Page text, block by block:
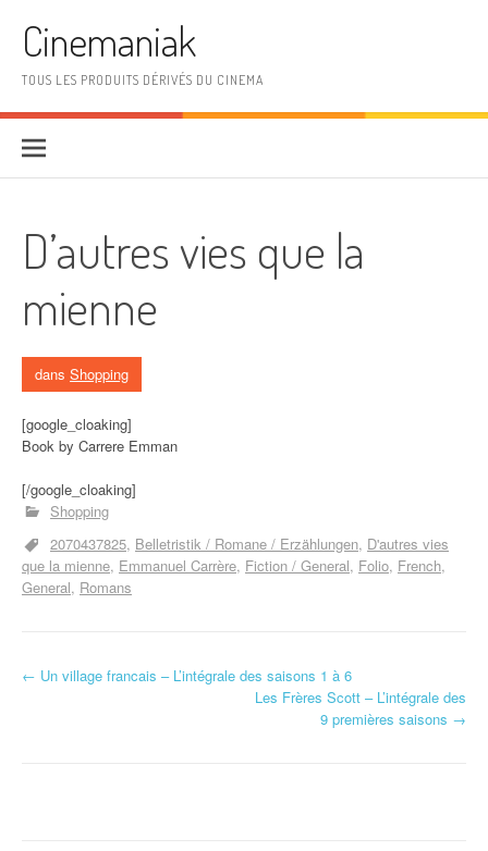
Cinemaniak
TOUS LES PRODUITS DÉRIVÉS DU CINEMA
D’autres vies que la
mienne
dans Shopping
[google_cloaking]
Book by Carrere Emman
[/google_cloaking]
Shopping
2070437825 Belletristik / Romane / Erzählungen D'autres vies
que la mienne Emmanuel Carrère Fiction / General Folio French
General Romans
Navigation d'article
← Un village francais – L’intégrale des saisons 1 à 6
Les Frères Scott – L’intégrale des
9 premières saisons →